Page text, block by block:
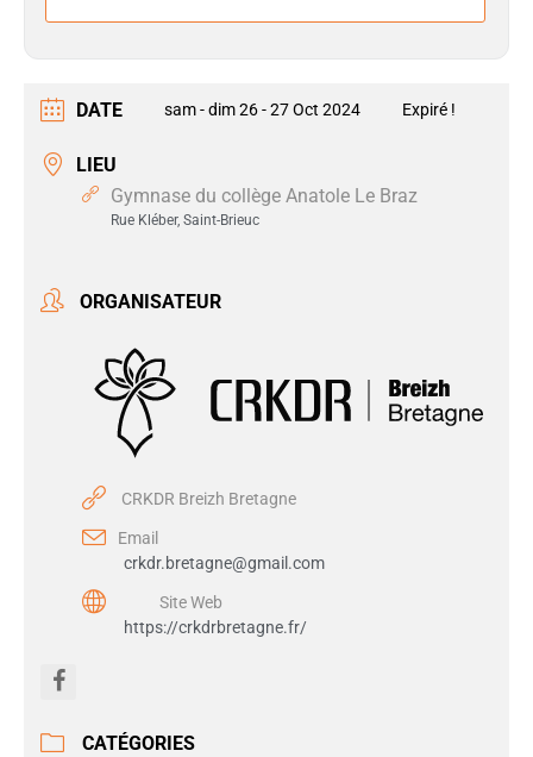
DATE sam - dim 26 - 27 Oct 2024 Expiré !
LIEU
Gymnase du collège Anatole Le Braz
Rue Kléber, Saint-Brieuc
ORGANISATEUR
CRKDR Breizh Bretagne
Email
crkdr.bretagne@gmail.com
Site Web
https://crkdrbretagne.fr/
CATÉGORIES